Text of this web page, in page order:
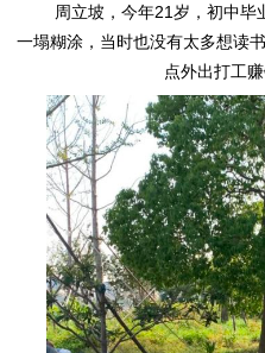
周立坡，今年21岁，初中毕
一塌糊涂，当时也没有太多想读
点外出打工